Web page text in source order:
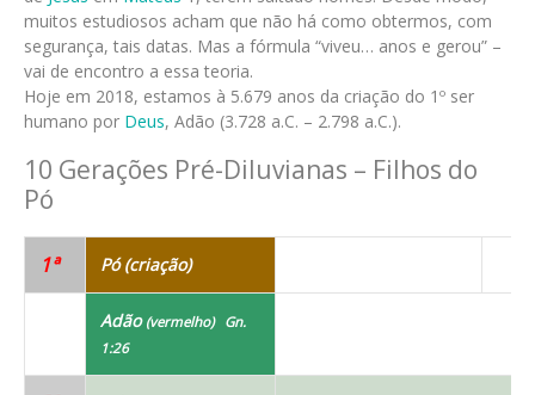
muitos estudiosos acham que não há como obtermos, com
segurança, tais datas. Mas a fórmula “viveu… anos e gerou” –
vai de encontro a essa teoria.
Hoje em 2018, estamos à 5.679 anos da criação do 1º ser
humano por Deus, Adão (3.728 a.C. – 2.798 a.C.).
10 Gerações Pré-Diluvianas – Filhos do
Pó
1ª Pó (criação)
Adão (vermelho) Gn.
1:26